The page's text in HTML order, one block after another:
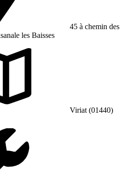
45 à chemin des
les Baisses
Viriat (01440)